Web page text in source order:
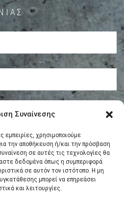
Συναίνεσης
εμπειρίες, χρησιμοποιούμε
την αποθήκευση ή/και την πρόσβαση
σε αυτές τις τεχνολογίες θα
δεδομένα όπως η συμπεριφορά
σε αυτόν τον ιστότοπο. Η μη
μπορεί να επηρεάσει
και λειτουργίες.